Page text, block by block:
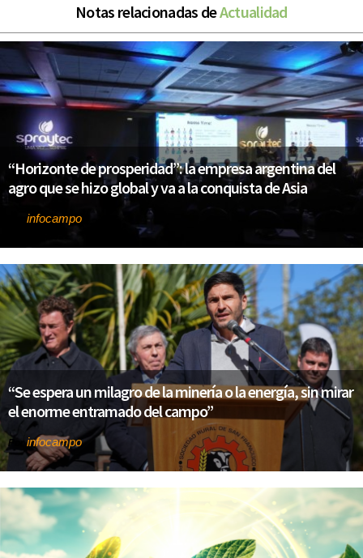
Notas relacionadas deActualidad
“Horizonte de prosperidad”: la empresa argentina del
agro que se hizo global y va a la conquista de Asia
infocampo
“Se espera un milagro de la minería o la energía, sin mirar
el enorme entramado del campo”
Por infocampo